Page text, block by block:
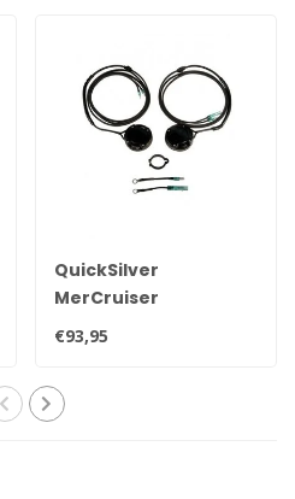
QuickSilver
MerCruiser
Trimmsensor- und
Gebersatz für alle
Heckteile 805320A03
€93,95